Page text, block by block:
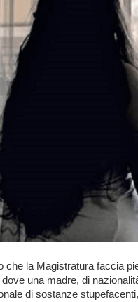
che la Magistratura faccia
dove una madre, di
di sostanze